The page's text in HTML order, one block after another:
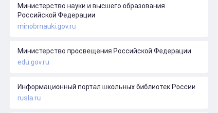
Министерство науки и высшего образования
Российской Федерации
minobrnauki.gov.ru
Министерство просвещения Российской Федерации
edu.gov.ru
Информационный портал школьных библиотек России
rusla.ru